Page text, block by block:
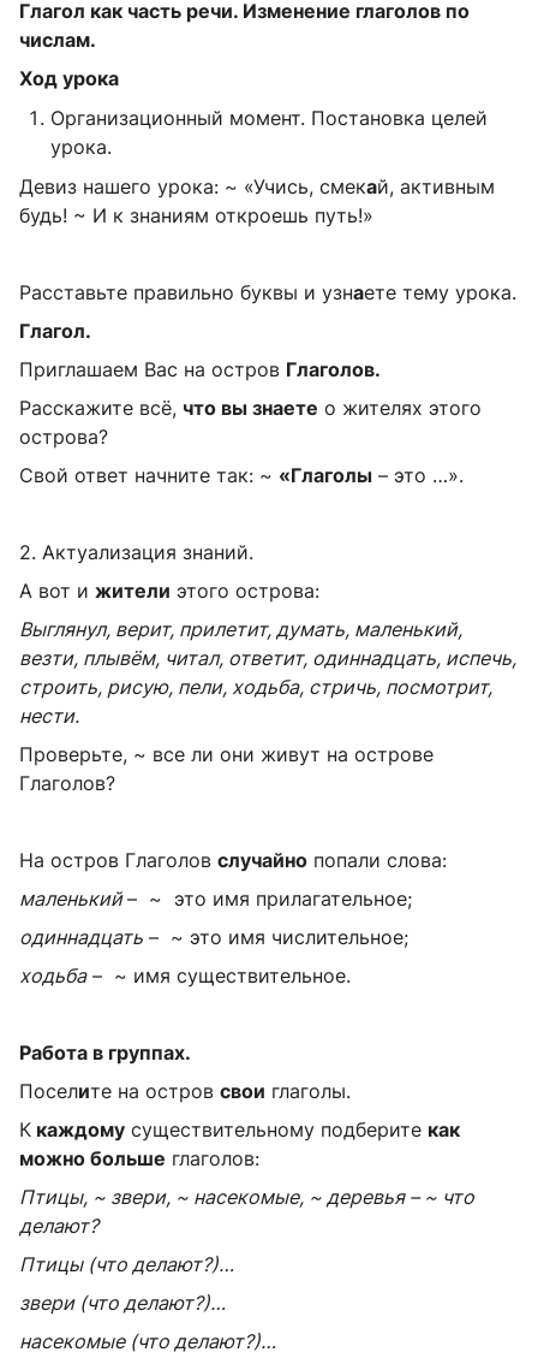
Глагол как часть речи. Изменение глаголов по
числам.
Ход урока
Организационный момент. Постановка целей
урока.
Девиз нашего урока: ~ «Учись, смекай, активным
будь! ~ И к знаниям откроешь путь!»
Расставьте правильно буквы и узнаете тему урока.
Глагол.
Приглашаем Вас на остров Глаголов.
Расскажите всё, что вы знаете о жителях этого
острова?
Свой ответ начните так: ~ «Глаголы – это …».
2. Актуализация знаний.
А вот и жители этого острова:
Выглянул, верит, прилетит, думать, маленький,
везти, плывём, читал, ответит, одиннадцать, испечь,
строить, рисую, пели, ходьба, стричь, посмотрит,
нести.
Проверьте, ~ все ли они живут на острове
Глаголов?
На остров Глаголов случайно попали слова:
маленький– ~ это имя прилагательное;
одиннадцать – ~ это имя числительное;
ходьба– ~ имя существительное.
Работа в группах.
Поселите на остров свои глаголы.
К каждому существительному подберите как
можно больше глаголов:
Птицы, ~ звери, ~ насекомые, ~ деревья – ~ что
делают?
Птицы (что делают?)…
звери (что делают?)…
насекомые (что делают?)…